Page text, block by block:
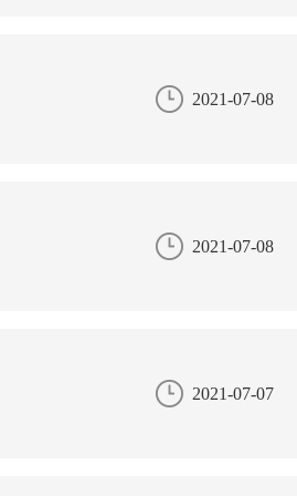
2021-07-08
2021-07-08
2021-07-07